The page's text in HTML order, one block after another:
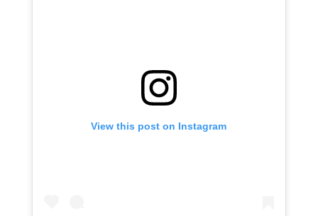
View this post on Instagram